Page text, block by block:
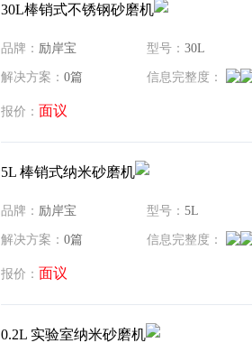
30L棒销式不锈钢砂磨机
品牌： 励岸宝 型号： 30L
解决方案： 0篇 信息完整度：
报价： 面议
5L 棒销式纳米砂磨机
品牌： 励岸宝 型号： 5L
解决方案： 0篇 信息完整度：
报价： 面议
0.2L 实验室纳米砂磨机